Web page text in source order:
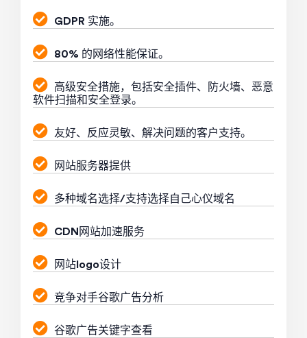
GDPR 实施。
80% 的网络性能保证。
高级安全措施，包括安全插件、防火墙、恶意
软件扫描和安全登录。
友好、反应灵敏、解决问题的客户支持。
网站服务器提供
多种域名选择/支持选择自己心仪域名
CDN网站加速服务
网站logo设计
竞争对手谷歌广告分析
谷歌广告关键字查看